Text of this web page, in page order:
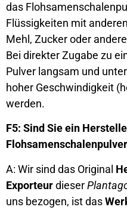
das
Flüssigkeiten mit
Mehl, Zucker oder
Bei direkter Zugabe zu
Pulver langsam und
hoher Geschwindigkeit
werden.
F5: Sind Sie ein
A: Wir sind das Original
Exporteurdieser
uns bezogen, ist das